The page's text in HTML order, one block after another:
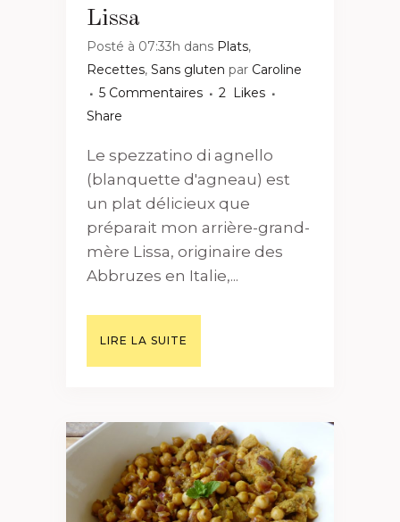
Lissa
Posté à 07:33h dans Plats,
Recettes, Sans gluten par Caroline
5 Commentaires
2
Likes
Share
Le spezzatino di agnello
(blanquette d'agneau) est
un plat délicieux que
préparait mon arrière-grand-
mère Lissa, originaire des
Abbruzes en Italie,...
LIRE LA SUITE